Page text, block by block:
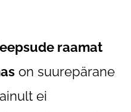
raamat
on suurepärane
ei